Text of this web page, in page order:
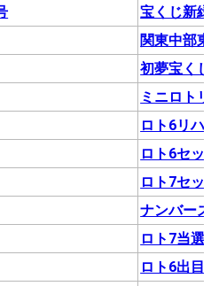
宝くじ新
関東中部
初夢宝く
ミニロト
ロト6リハ
ロト6セッ
ロト7セッ
ナンバー
ロト7当選
ロト6出目